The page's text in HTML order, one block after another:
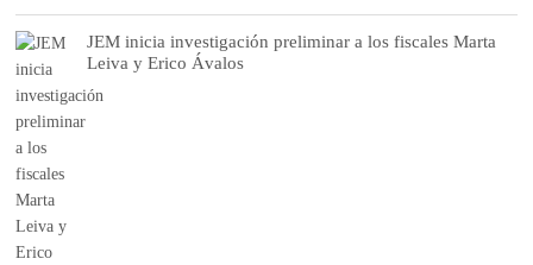
JEM inicia investigación preliminar a los fiscales Marta
Leiva y Erico Ávalos